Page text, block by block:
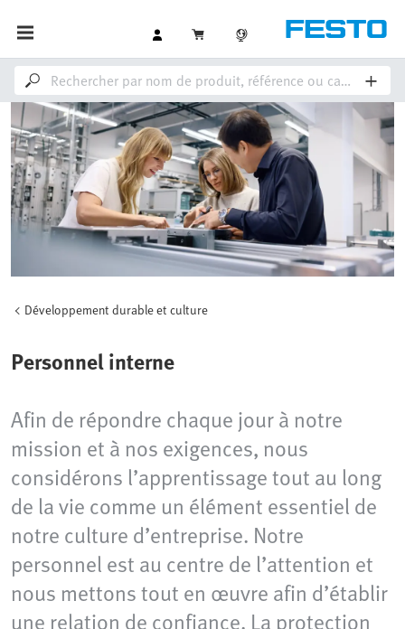
Développement durable et culture
Personnel interne
Afin de répondre chaque jour à notre
mission et à nos exigences, nous
considérons l’apprentissage tout au long
de la vie comme un élément essentiel de
notre culture d’entreprise. Notre
personnel est au centre de l’attention et
nous mettons tout en œuvre afin d’établir
une relation de confiance. La protection